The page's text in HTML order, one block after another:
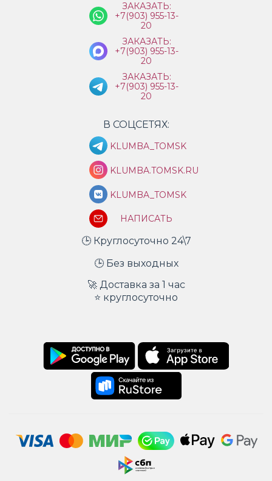
ЗАКАЗАТЬ:
+7(903) 955-13-
20
ЗАКАЗАТЬ:
+7(903) 955-13-
20
ЗАКАЗАТЬ:
+7(903) 955-13-
20
В СОЦСЕТЯХ:
KLUMBA_TOMSK
KLUMBA.TOMSK.RU
KLUMBA_TOMSK
НАПИСАТЬ
🕒 Круглосуточно 24\7
🕒 Без выходных
🚀 Доставка за 1 час
⭐ круглосуточно